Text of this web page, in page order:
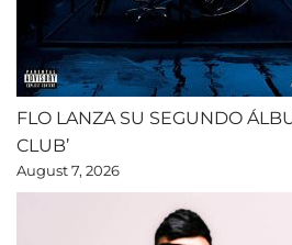
FLO LANZA SU SEGUNDO
CLUB’
August 7, 2026